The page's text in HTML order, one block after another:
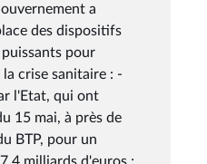
a
des dispositifs
pour
crise sanitaire : -
l'Etat, qui ont
15 mai, à près de
BTP, pour un
milliards d'euros ;